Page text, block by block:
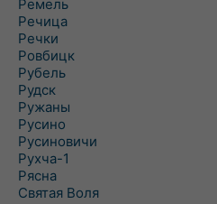
Ремель
Речица
Речки
Ровбицк
Рубель
Рудск
Ружаны
Русино
Русиновичи
Рухча-1
Рясна
Святая Воля